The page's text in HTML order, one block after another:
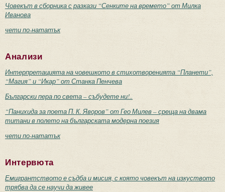
Човекът в сборника с разкази “Сенките на времето” от Милка
Иванова
чети по-нататък
Анализи
Интерпретацията на човешкото в стихотворенията “Планети”,
“Магия” и “Икар” от Станка Пенчева
Български пера по света – събудете ни!..
“Панихида за поета П. К. Яворов” от Гео Милев – среща на двама
титани в полето на българската модерна поезия
чети по-нататък
Интервюта
Емигрантството е съдба и мисия, с която човекът на изкуството
трябва да се научи да живее